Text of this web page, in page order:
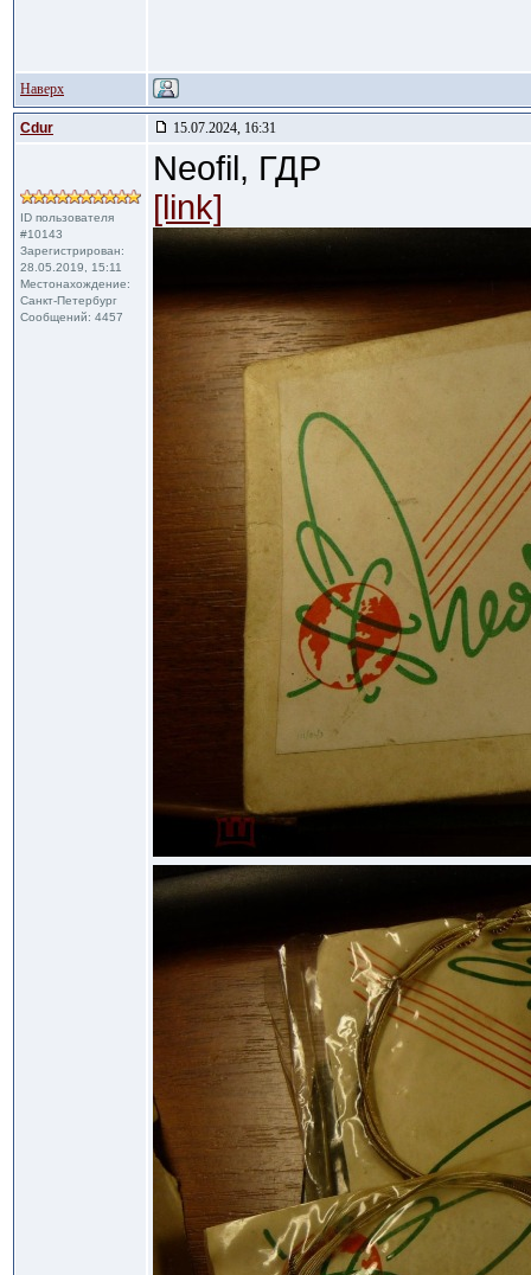
Наверх
Cdur 15.07.2024, 16:31
ID пользователя
#10143
Зарегистрирован:
28.05.2019, 15:11
Местонахождение:
Санкт-Петербург
Сообщений: 4457
Neofil, ГДР
[link]